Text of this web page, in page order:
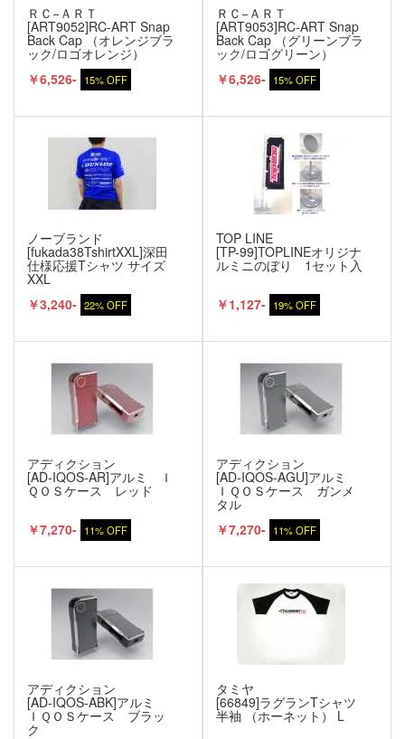
ＲＣ−ＡＲＴ
[ART9052]RC-ART Snap
Back Cap （オレンジブラ
ック/ロゴオレンジ）
￥6,526- 15% OFF
ＲＣ−ＡＲＴ
[ART9053]RC-ART Snap
Back Cap （グリーンブラ
ック/ロゴグリーン）
￥6,526- 15% OFF
ノーブランド
[fukada38TshirtXXL]深田
仕様応援Tシャツ サイズ
XXL
￥3,240- 22% OFF
TOP LINE
[TP-99]TOPLINEオリジナ
ルミニのぼり 1セット入
￥1,127- 19% OFF
アディクション
[AD-IQOS-AR]アルミ Ｉ
ＱＯＳケース レッド
￥7,270- 11% OFF
アディクション
[AD-IQOS-AGU]アルミ
ＩＱＯＳケース ガンメ
タル
￥7,270- 11% OFF
アディクション
[AD-IQOS-ABK]アルミ
ＩＱＯＳケース ブラッ
ク
タミヤ
[66849]ラグランTシャツ
半袖 （ホーネット） L